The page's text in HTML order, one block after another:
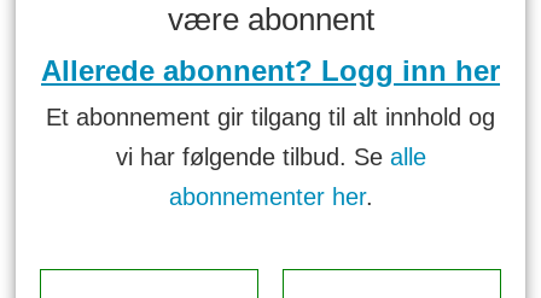
være abonnent
Allerede abonnent? Logg inn her
Et abonnement gir tilgang til alt innhold og
vi har følgende tilbud. Se alle
abonnementer her.